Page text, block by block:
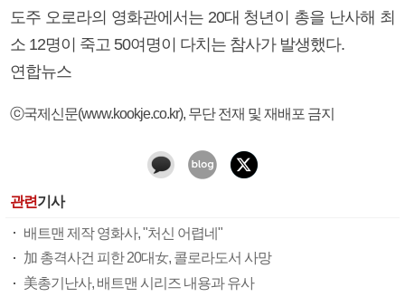
도주 오로라의 영화관에서는 20대 청년이 총을 난사해 최
소 12명이 죽고 50여명이 다치는 참사가 발생했다.
연합뉴스
ⓒ국제신문(www.kookje.co.kr), 무단 전재 및 재배포 금지
관련기사
배트맨 제작 영화사, "처신 어렵네"
加 총격사건 피한 20대女, 콜로라도서 사망
美총기난사, 배트맨 시리즈 내용과 유사